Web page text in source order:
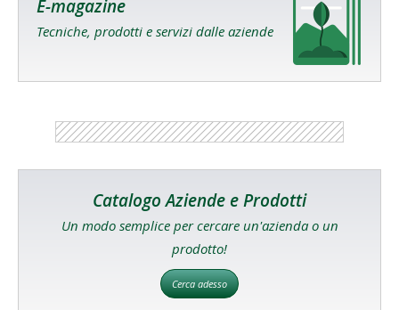
E-magazine
Tecniche, prodotti e servizi dalle aziende
Catalogo Aziende e Prodotti
Un modo semplice per cercare un'azienda o un
prodotto!
Cerca adesso